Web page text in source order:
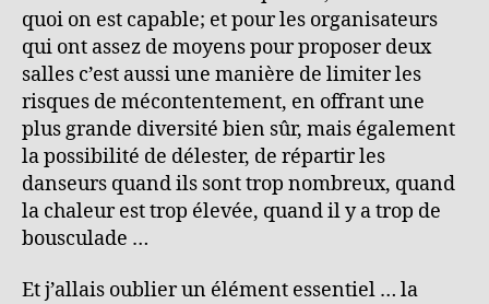
quoi on est capable; et pour les organisateurs
qui ont assez de moyens pour proposer deux
salles c’est aussi une manière de limiter les
risques de mécontentement, en offrant une
plus grande diversité bien sûr, mais également
la possibilité de délester, de répartir les
danseurs quand ils sont trop nombreux, quand
la chaleur est trop élevée, quand il y a trop de
bousculade …
Et j’allais oublier un élément essentiel … la